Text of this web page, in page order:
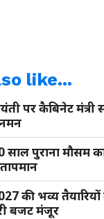
like...
पर कैबिनेट
साल पुराना मौसम
की भव्य
बजट मंजूर